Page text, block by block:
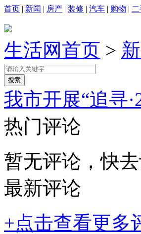
首页 | 新闻 | 房产 | 装修 | 汽车 | 购物 |
生活网首页 >
我市开展“追寻
热门评论
暂无评论，快去
最新评论
+点击查看更多